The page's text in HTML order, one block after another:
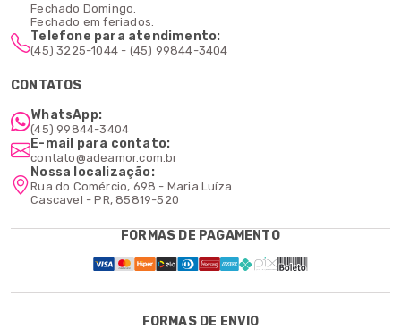
Fechado Domingo.
Fechado em feriados.
Telefone para atendimento:
(45) 3225-1044 - (45) 99844-3404
CONTATOS
WhatsApp:
(45) 99844-3404
E-mail para contato:
contato@adeamor.com.br
Nossa localização:
Rua do Comércio, 698 - Maria Luíza
Cascavel - PR, 85819-520
FORMAS DE PAGAMENTO
FORMAS DE ENVIO